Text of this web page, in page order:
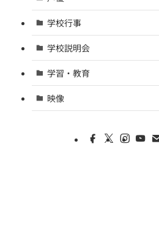
学校行事
学校説明会
学習・教育
映像